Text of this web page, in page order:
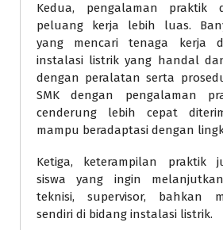
Kedua, pengalaman praktik
peluang kerja lebih luas.
yang mencari tenaga kerja
instalasi listrik yang handal
dengan peralatan serta
SMK dengan pengalaman
cenderung lebih cepat
mampu beradaptasi dengan
Ketiga, keterampilan praktik
siswa yang ingin
teknisi, supervisor, bahkan
sendiri di bidang instalasi listrik.